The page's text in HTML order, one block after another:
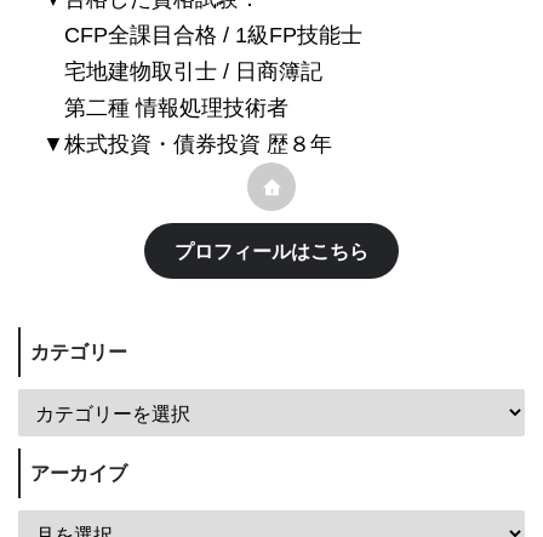
CFP全課目合格 / 1級FP技能士
宅地建物取引士 / 日商簿記
第二種 情報処理技術者
▼株式投資・債券投資 歴８年
プロフィールはこちら
カテゴリー
アーカイブ